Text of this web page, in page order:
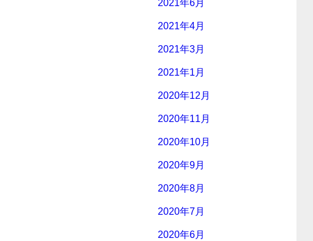
2021年6月
2021年4月
2021年3月
2021年1月
2020年12月
2020年11月
2020年10月
2020年9月
2020年8月
2020年7月
2020年6月